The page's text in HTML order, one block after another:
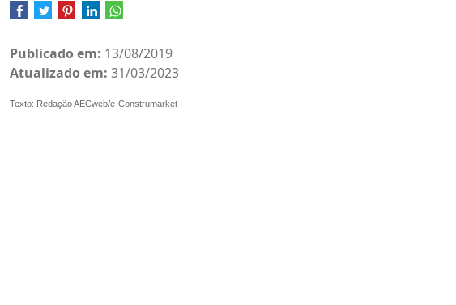
Publicado em: 13/08/2019
Atualizado em: 31/03/2023
Texto: Redação AECweb/e-Construmarket